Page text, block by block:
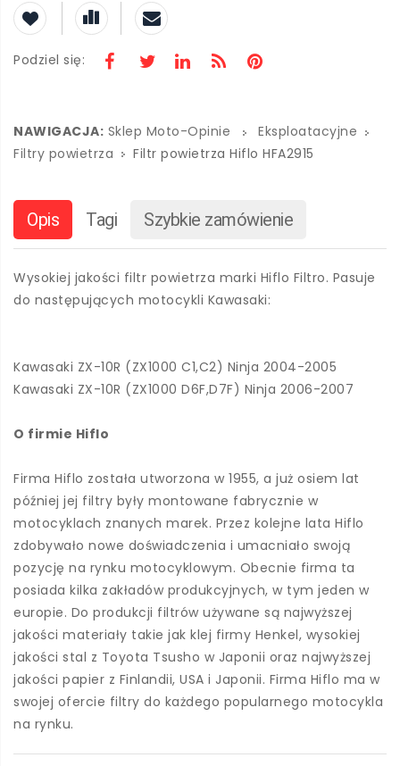
Podziel się:
NAWIGACJA: Sklep Moto-Opinie
Eksploatacyjne
Filtry powietrza
Filtr powietrza Hiflo HFA2915
Opis Tagi Szybkie zamówienie
Wysokiej jakości filtr powietrza marki Hiflo Filtro. Pasuje
do następujących motocykli Kawasaki:
Kawasaki ZX-10R (ZX1000 C1,C2) Ninja 2004-2005
Kawasaki ZX-10R (ZX1000 D6F,D7F) Ninja 2006-2007
O firmie Hiflo
Firma Hiflo została utworzona w 1955, a już osiem lat
później jej filtry były montowane fabrycznie w
motocyklach znanych marek. Przez kolejne lata Hiflo
zdobywało nowe doświadczenia i umacniało swoją
pozycję na rynku motocyklowym. Obecnie firma ta
posiada kilka zakładów produkcyjnych, w tym jeden w
europie. Do produkcji filtrów używane są najwyższej
jakości materiały takie jak klej firmy Henkel, wysokiej
jakości stal z Toyota Tsusho w Japonii oraz najwyższej
jakości papier z Finlandii, USA i Japonii. Firma Hiflo ma w
swojej ofercie filtry do każdego popularnego motocykla
na rynku.